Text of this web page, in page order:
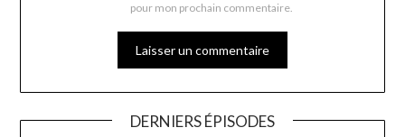
pour mon prochain commentaire.
DERNIERS ÉPISODES